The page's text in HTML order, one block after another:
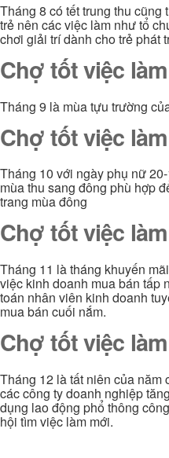
Tháng 8 có tết trung thu
trẻ nên các việc làm như tổ
chơi giải trí dành cho trẻ phát
Chợ tốt việc
Tháng 9 là mùa tựu trường
Chợ tốt việc
Tháng 10 với ngày phụ nữ
mùa thu sang đông phù hợp
trang mùa đông
Chợ tốt việc
Tháng 11 là tháng khuyến
việc kinh doanh mua bán tấp
toán nhân viên kinh doanh
mua bán cuối nắm.
Chợ tốt việc
Tháng 12 là tất niên của năm
các công ty doanh nghiệp
dụng lao động phổ thông
hội tìm việc làm mới.